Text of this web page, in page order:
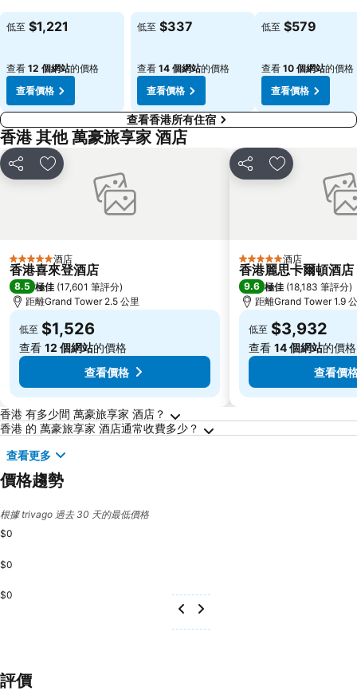
低至 $1,221
查看 12 個網站的價格
查看價格
低至 $337
查看 14 個網站的價格
查看價格
低至 $579
查看 10 個網站的價格
查看價格
查看香港所有住宿
香港 其他 萬豪旅享家 酒店
分享 放到收藏夾
5 星級 酒店
香港喜來登酒店
8.5 極佳 (17,601 筆評分)
距離Grand Tower 2.5 公里
低至 $1,526
查看 12 個網站的價格
查看價格
分享 放到收藏夾
5 星級 酒店
香港麗思卡爾頓酒店
9.6 極佳 (18,183 筆評分)
距離Grand Tower 1.9
低至 $3,932
查看 14 個網站的價格
查看價
關於香港的常見問答
香港 有多少間 萬豪旅享家 酒店？
香港 的 萬豪旅享家 酒店通常收費多少？
查看更多
價格趨勢
根據 trivago 過去 30 天的最低價格
$0
$0
$0
評價